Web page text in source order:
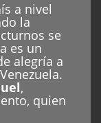
a nivel
la
se
es un
alegría a
,
quien